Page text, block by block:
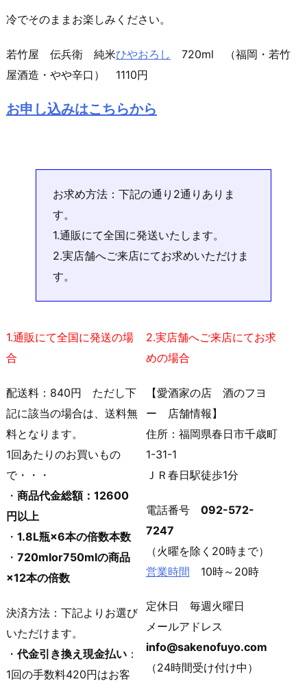
冷でそのままお楽しみください。
若竹屋 伝兵衛 純米ひやおろし 720ml （福岡・若竹
屋酒造・やや辛口） 1110円
お申し込みはこちらから
お求め方法：下記の通り2通りありま
す。
1.通販にて全国に発送いたします。
2.実店舗へご来店にてお求めいただけま
す。
1.通販にて全国に発送の場
合
配送料：840円 ただし下
記に該当の場合は、送料無
料となります。
1回あたりのお買いもの
で・・・
・ 商品代金総額：12600
円以上
・ 1.8L瓶×6本の倍数本数
・ 720mlor750mlの商品
×12本の倍数
決済方法：下記よりお選び
いただけます。
・ 代金引き換え現金払い ：
1回の手数料420円はお客
2.実店舗へご来店にてお求
めの場合
【愛酒家の店 酒のフヨ
ー 店舗情報】
住所：福岡県春日市千歳町
1-31-1
ＪＲ春日駅徒歩1分
電話番号 092-572-
7247
（火曜を除く20時まで）
営業時間 10時～20時
定休日 毎週火曜日
メールアドレス
info@sakenofuyo.com
（24時間受け付け中）